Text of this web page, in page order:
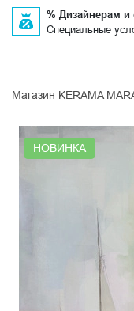
% Дизайнерам и
Специальные
Магазин KERAMA
НОВИНКА